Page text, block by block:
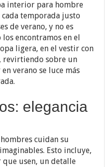
interior para hombre
temporada justo
de verano, y no es
encontramos en el
ligera, en el vestir con
revirtiendo sobre un
verano se luce más
elegancia
cuidan su
Esto incluye,
usen, un detalle